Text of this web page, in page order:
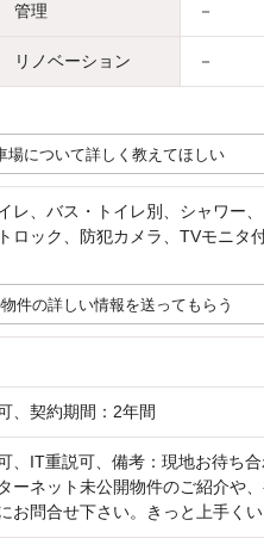
管理 －
リノベーション －
場について詳しく教えてほしい
レ、バス・トイレ別、シャワー
ロック、防犯カメラ、TVモニタ
物件の詳しい情報を送ってもらう
、契約期間：2年間
、IT重説可、備考：現地お待ち
ネット未公開物件のご紹介や
問合せ下さい。きっと上手くい